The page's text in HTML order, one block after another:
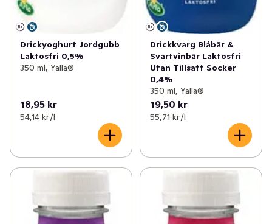
Drickyoghurt Jordgubb
Laktosfri 0,5%
350 ml, Yalla®
18,95 kr
54,14 kr /l
Drickkvarg Blåbär &
Svartvinbär Laktosfri
Utan Tillsatt Socker
0,4%
350 ml, Yalla®
19,50 kr
55,71 kr /l